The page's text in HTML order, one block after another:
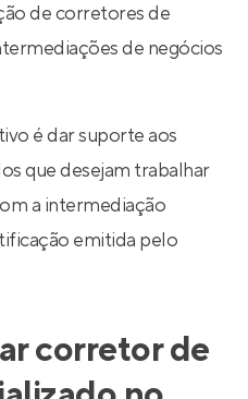
de corretores de
de negócios
é dar suporte aos
que desejam trabalhar
a intermediação
emitida pelo
corretor de